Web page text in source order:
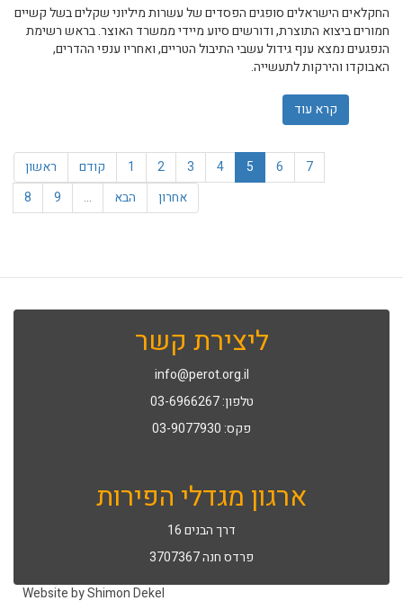
החקלאים הישראלים סופגים הפסדים של עשרות מיליוני שקלים בשל קשיים
חמורים ביצוא התוצרת, ודורשים סיוע מיידי ממשרד האוצר. בראש רשימת
הנפגעים נמצא ענף גידול עשבי התיבול הטריים, ואחריו ענפי ההדרים,
האבוקדו והירקות לתעשייה.
קרא עוד
ראשון קודם 1 2 3 4 5 6
7
8
9 … הבא אחרון
ליצירת קשר
info@perot.org.il
טלפון: 03-6966267
פקס: 03-9077930
ארגון מגדלי הפירות
דרך הבנים 16
פרדס חנה 3707367
Website by Shimon Dekel